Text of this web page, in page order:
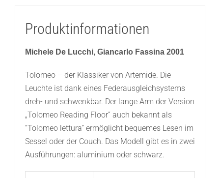
Produktinformationen
Michele De Lucchi, Giancarlo Fassina 2001
Tolomeo – der Klassiker von Artemide. Die
Leuchte ist dank eines Federausgleichsystems
dreh- und schwenkbar. Der lange Arm der Version
„Tolomeo Reading Floor” auch bekannt als
“Tolomeo lettura” ermöglicht bequemes Lesen im
Sessel oder der Couch. Das Modell gibt es in zwei
Ausführungen: aluminium oder schwarz.